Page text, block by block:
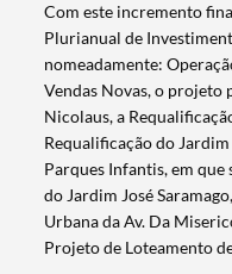
Com este incremento
Plurianual de
nomeadamente:
Vendas Novas, o projeto
Nicolaus, a
Requalificação do
Parques Infantis, em
do Jardim José
Urbana da Av. Da
Projeto de Loteamento